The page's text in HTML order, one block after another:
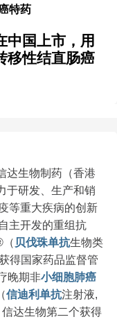
特药
中国上市，用
移性结直肠癌
达生物制药（香港
于研发、生产和销
等重大疾病的创新
主开发的重组抗
贝伐珠单抗生物类
得国家药品监督管
晚期非小细胞肺癌
信迪利单抗注射液,
达生物第二个获得